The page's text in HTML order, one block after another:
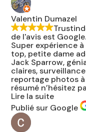
Valentin Dumazel
de l'avis est Google.
Super expérience
top, petite dame
Jack Sparrow,
claires,
reportage photos à
résumé n’hésitez
Lire la suite
Publié sur Google